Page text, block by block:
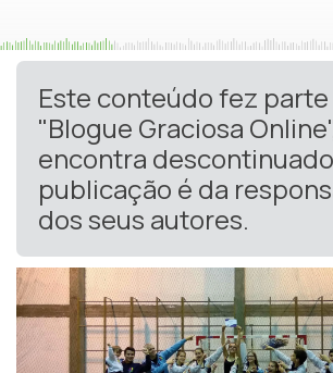
Este conteúdo fez
"Blogue Graciosa
encontra
publicação é da
dos seus autores.